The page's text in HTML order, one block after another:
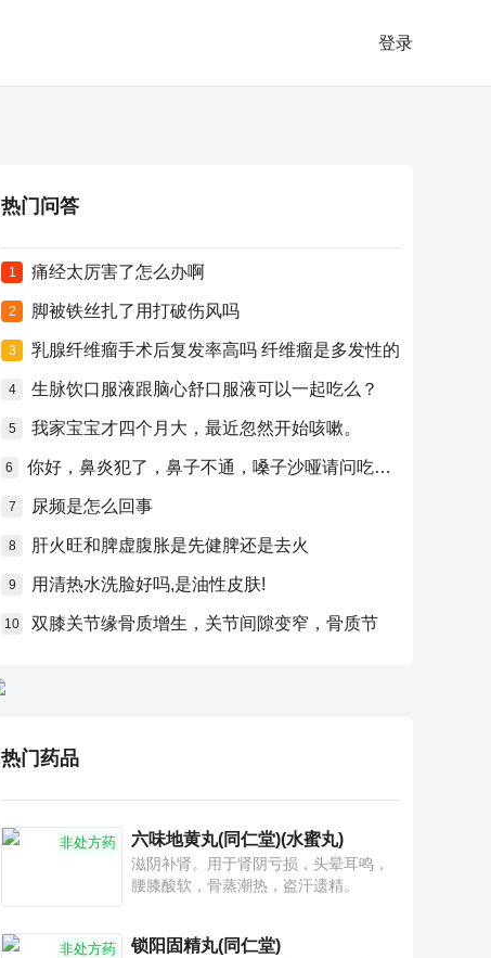
登录
热门问答
1 痛经太厉害了怎么办啊
2 脚被铁丝扎了用打破伤风吗
3 乳腺纤维瘤手术后复发率高吗 纤维瘤是多发性的
4 生脉饮口服液跟脑心舒口服液可以一起吃么？
5 我家宝宝才四个月大，最近忽然开始咳嗽。
6 你好，鼻炎犯了，鼻子不通，嗓子沙哑请问吃什么药比较好？
7 尿频是怎么回事
8 肝火旺和脾虚腹胀是先健脾还是去火
9 用清热水洗脸好吗,是油性皮肤!
10 双膝关节缘骨质增生，关节间隙变窄，骨质节
热门药品
非处方药 六味地黄丸(同仁堂)(水蜜丸)
滋阴补肾。用于肾阴亏损，头晕耳鸣，
腰膝酸软，骨蒸潮热，盗汗遗精。
非处方药 锁阳固精丸(同仁堂)